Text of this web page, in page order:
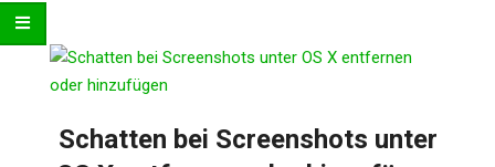
Schatten bei Screenshots unter